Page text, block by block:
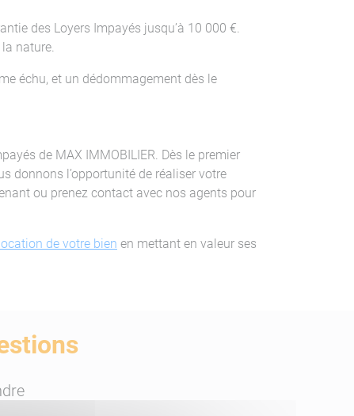
des Loyers Impayés jusqu’à 10 000 €.
nature.
échu, et un dédommagement dès le
de MAX IMMOBILIER. Dès le premier
donnons l’opportunité de réaliser votre
ou prenez contact avec nos agents pour
de votre bien en mettant en valeur ses